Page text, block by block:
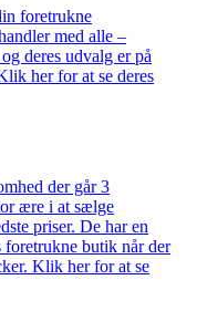
foretrukne
med alle –
deres udvalg er på
her for at se deres
der går 3
ære i at sælge
priser. De har en
butik når der
Klik her for at se